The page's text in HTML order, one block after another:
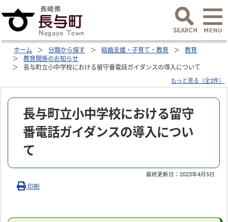
ホーム 分類から探す 結婚支援・子育て・教育
教育
教育関係のお知らせ
長与町立小中学校における留守番電話ガイダンスの導入について
もっと見る（全2件）
長与町立小中学校における留守
番電話ガイダンスの導入につい
て
最終更新日：2023年4月5日
印刷